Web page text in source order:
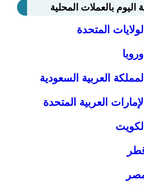
بالعملات المحلية
المتحدة
العربية السعودية
العربية المتحدة